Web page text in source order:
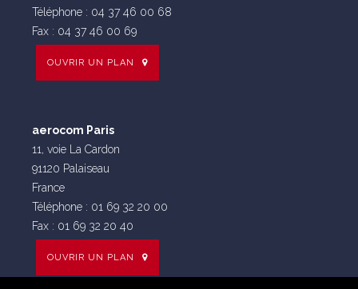
Téléphone : 04 37 46 00 68
Fax : 04 37 46 00 69
OUVRIR UN PLAN
aerocom Paris
11, voie La Cardon
91120 Palaiseau
France
Téléphone : 01 69 32 20 00
Fax : 01 69 32 20 40
OUVRIR UN PLAN